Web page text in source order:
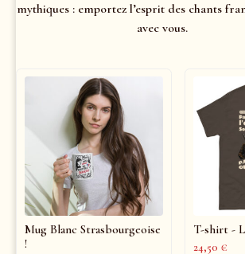
mythiques : emportez l’esprit des chants
avec vous.
Mug Blanc Strasbourgeoise
!
T-shirt -
24,50 €